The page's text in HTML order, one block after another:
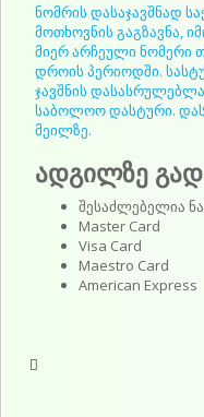
ნომრის დასაჯავშნად
მოთხოვნის გაგზავნა,
მიერ არჩეული ნომერი
დროის პერიოდში.
ჯავშნის
საბოლოო დასტური.
მეილზე.
ადგილზე
შესაძლებელია
Master Card
Visa Card
Maestro Card
American Express